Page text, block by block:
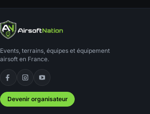
Events, terrains, équipes et équipement
airsoft en France.
Facebook
Instagram
YouTube
Devenir organisateur